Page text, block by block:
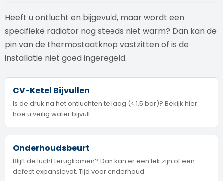
Heeft u ontlucht en bijgevuld, maar wordt een
specifieke radiator nog steeds niet warm? Dan kan de
pin van de thermostaatknop vastzitten of is de
installatie niet goed ingeregeld.
CV-Ketel Bijvullen
Is de druk na het ontluchten te laag (< 1.5 bar)? Bekijk hier
hoe u veilig water bijvult.
Onderhoudsbeurt
Blijft de lucht terugkomen? Dan kan er een lek zijn of een
defect expansievat. Tijd voor onderhoud.